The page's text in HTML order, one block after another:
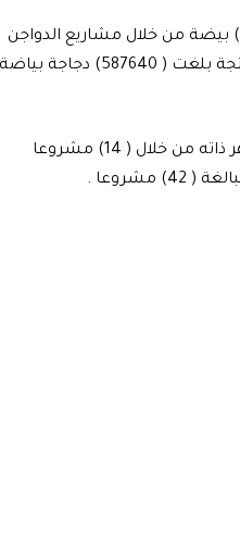
وقالت المديرية في بيان تلقته الرشيد، ان محافظة بابل حققت إنتاجاً بلغ ( 12461760) بيضة من خلال مشاريع الدواجن
العاملة فيها والبالغة سبعة مشاريع، مبينة، ان الطاقة التشغيلية للمشاريع المنتجة بلغت ( 587640) دجاجة بياضة
واوضحت، ان إنتاج المفاقس العاملة في المحافظة بلغ ( 2308293) فرخاً خلال الشهر ذاته من خلال ( 14) مشروعا